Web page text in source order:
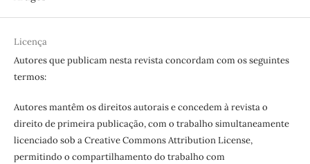
Licença
Autores que publicam nesta revista concordam com os seguintes
termos:
Autores mantêm os direitos autorais e concedem à revista o
direito de primeira publicação, com o trabalho simultaneamente
licenciado sob a Creative Commons Attribution License,
permitindo o compartilhamento do trabalho com